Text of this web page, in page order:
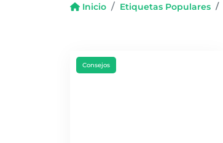
Inicio Etiquetas Populares
Consejos